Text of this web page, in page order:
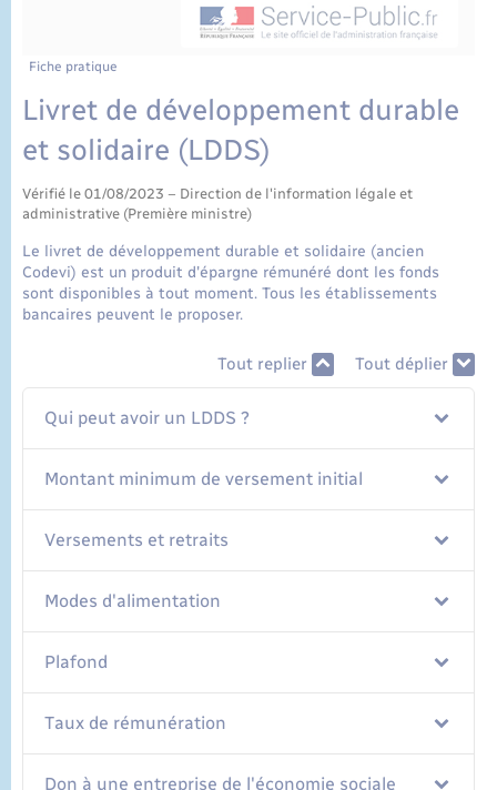
Fiche pratique
Livret de développement durable
et solidaire (LDDS)
Vérifié le 01/08/2023 – Direction de l'information légale et
administrative (Première ministre)
Le livret de développement durable et solidaire (ancien
Codevi) est un produit d'épargne rémunéré dont les fonds
sont disponibles à tout moment. Tous les établissements
bancaires peuvent le proposer.
Tout replier Tout déplier
Qui peut avoir un LDDS ?
Montant minimum de versement initial
Versements et retraits
Modes d'alimentation
Plafond
Taux de rémunération
Don à une entreprise de l'économie sociale